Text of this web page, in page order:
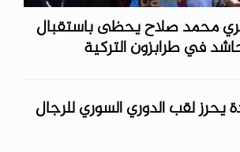
محمد صلاح يحظى باستقبال
في طرابزون التركية
يحرز لقب الدوري السوري للرجال